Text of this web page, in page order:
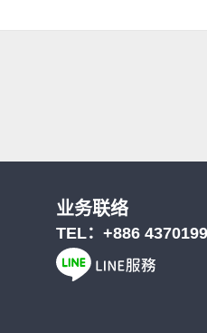
业务联络
TEL： +886